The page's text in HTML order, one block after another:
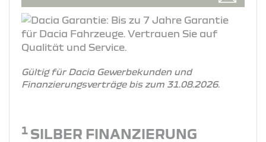
Gültig für Dacia Gewerbekunden und
Finanzierungsverträge bis zum 31.08.2026.
1 SILBER FINANZIERUNG